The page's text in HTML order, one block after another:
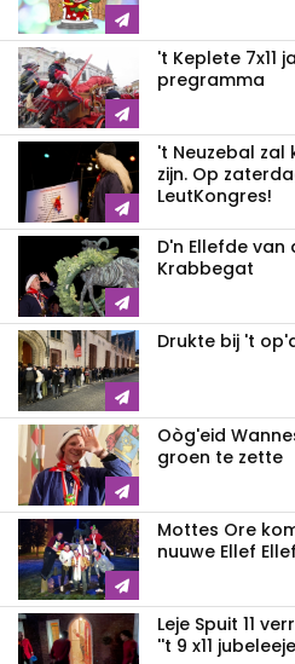
't Keplete 7x11
pregramma
't Neuzebal
zijn. Op
LeutKongres!
D'n Ellefde van
Krabbegat
Drukte bij 't
Oòg'eid
groen te zette
Mottes Ore
nuuwe Ellef
Leje Spuit 11
''t 9 x11